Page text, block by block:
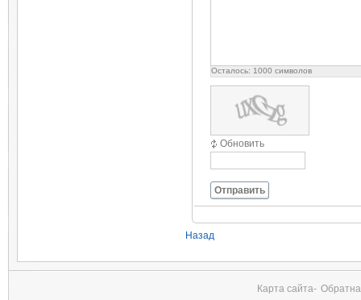
Осталось: 1000 символов
Обновить
Отправить
Назад
Карта сайта-